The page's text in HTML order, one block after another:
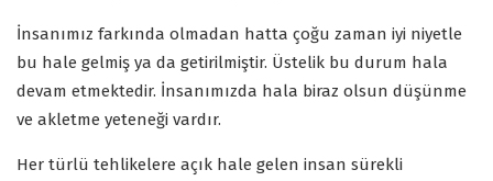
İnsanımız farkında olmadan hatta çoğu zaman iyi niyetle
bu hale gelmiş ya da getirilmiştir. Üstelik bu durum hala
devam etmektedir. İnsanımızda hala biraz olsun düşünme
ve akletme yeteneği vardır.
Her türlü tehlikelere açık hale gelen insan sürekli